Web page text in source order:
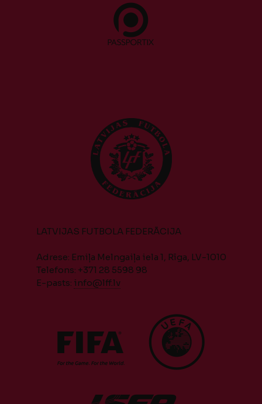
LATVIJAS FUTBOLA FEDERĀCIJA
Adrese: Emiļa Melngaiļa iela 1, Rīga, LV-1010
Telefons: +371 28 5598 98
E-pasts: info@lff.lv